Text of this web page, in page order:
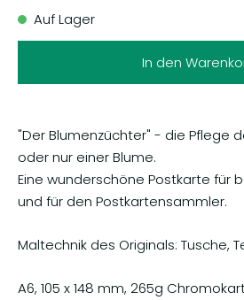
Auf Lager
In den
"Der Blumenzüchter" - die Pflege
oder nur einer Blume.
Eine wunderschöne Postkarte für
und für den Postkartensammler.
Maltechnik des Originals: Tusche,
A6, 105 x 148 mm, 265g